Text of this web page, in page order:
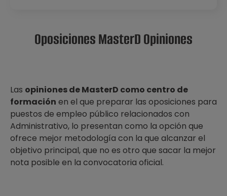
Oposiciones MasterD Opiniones
Las opiniones de MasterD como centro de
formación en el que preparar las oposiciones para
puestos de empleo público relacionados con
Administrativo, lo presentan como la opción que
ofrece mejor metodología con la que alcanzar el
objetivo principal, que no es otro que sacar la mejor
nota posible en la convocatoria oficial.